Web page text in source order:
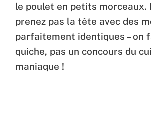
le poulet en petits morceaux.
prenez pas la tête avec des
parfaitement identiques – on
quiche, pas un concours du
maniaque !